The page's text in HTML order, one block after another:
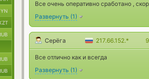
Все очень оперативно сработано ,
Развернуть (1)
Серёга 217.66.152.*
Все отлично как и всегда
Развернуть (1)